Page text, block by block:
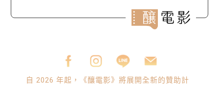
自 2026 年起，《釀電影》將展開全新的贊助計